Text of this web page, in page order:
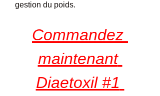
gestion du poids.
Commandez
maintenant
Diaetoxil #1